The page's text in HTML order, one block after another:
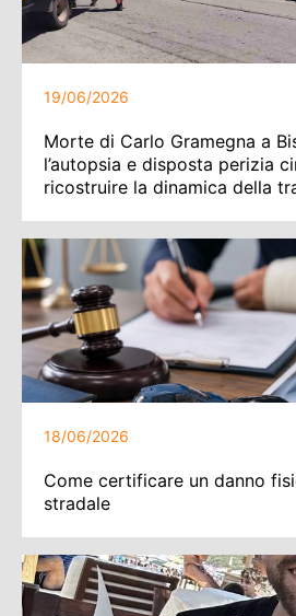
19/06/2026
Morte di Carlo Gramegna a
l’autopsia e disposta perizia
ricostruire la dinamica della
18/06/2026
Come certificare un danno
stradale